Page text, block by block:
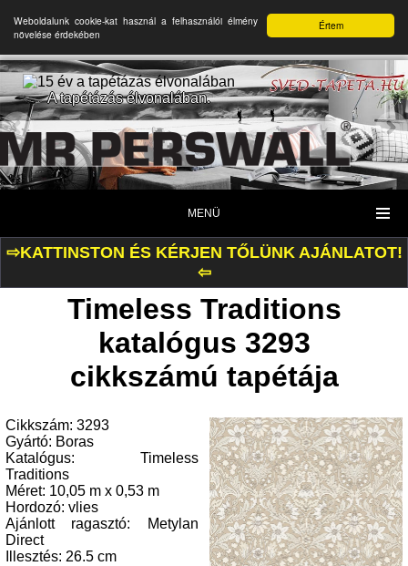
Értem
Weboldalunk cookie-kat használ a felhasználói élmény
növelése érdekében
A tapétázás élvonalában.
MENÜ
⇨KATTINSTON ÉS KÉRJEN TŐLÜNK AJÁNLATOT!
⇦
Timeless Traditions
katalógus 3293
cikkszámú tapétája
Cikkszám: 3293
Gyártó: Boras
Katalógus: Timeless
Traditions
Méret: 10,05 m x 0,53 m
Hordozó: vlies
Ajánlott ragasztó: Metylan
Direct
Illesztés: 26.5 cm